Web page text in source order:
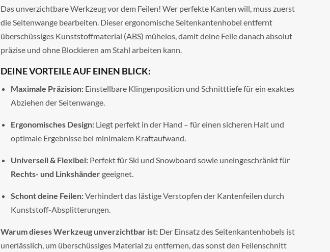
Das unverzichtbare Werkzeug vor dem Feilen! Wer perfekte Kanten will, muss zuerst
die Seitenwange bearbeiten. Dieser ergonomische Seitenkantenhobel entfernt
überschüssiges Kunststoffmaterial (ABS) mühelos, damit deine Feile danach absolut
präzise und ohne Blockieren am Stahl arbeiten kann.
DEINE VORTEILE AUF EINEN BLICK:
Maximale Präzision: Einstellbare Klingenposition und Schnitttiefe für ein exaktes
Abziehen der Seitenwange.
Ergonomisches Design: Liegt perfekt in der Hand – für einen sicheren Halt und
optimale Ergebnisse bei minimalem Kraftaufwand.
Universell & Flexibel: Perfekt für Ski und Snowboard sowie uneingeschränkt für
Rechts- und Linkshänder geeignet.
Schont deine Feilen:Verhindert das lästige Verstopfen der Kantenfeilen durch
Kunststoff-Absplitterungen.
Warum dieses Werkzeug unverzichtbar ist: Der Einsatz des Seitenkantenhobels ist
unerlässlich, um überschüssiges Material zu entfernen, das sonst den Feilenschnitt